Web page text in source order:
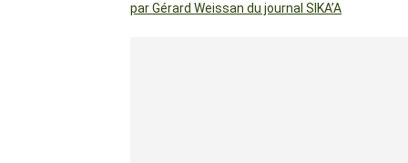
par Gérard Weissan du journal SIKA’A